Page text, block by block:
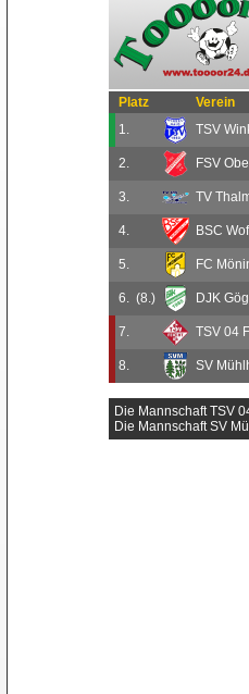
Platz Verein
1.
TSV
2. FSV
3. TV
4. BSC
5. FC
6. (8.) DJK
7. TSV 04
8. SV
Die Mannschaft TSV
Die Mannschaft SV